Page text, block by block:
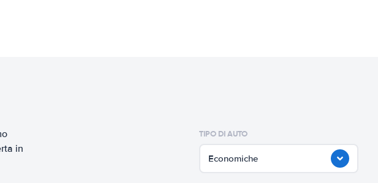
in
TIPO DI AUTO
Economiche